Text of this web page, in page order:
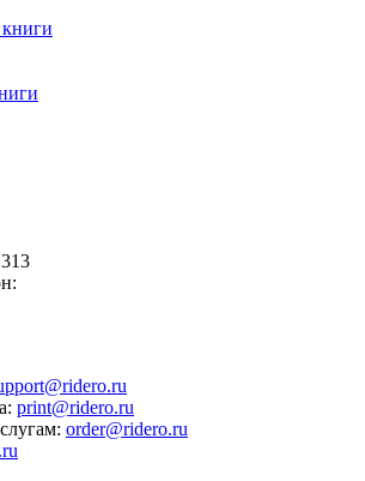
:
: print@ridero.ru
: order@ridero.ru